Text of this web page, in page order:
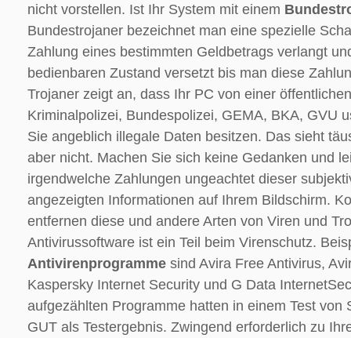
nicht vorstellen. Ist Ihr System mit einem
Bundestrojaner bezeichnet man eine spezielle
Zahlung eines bestimmten Geldbetrags verlangt
bedienbaren Zustand versetzt bis man diese
Trojaner zeigt an, dass Ihr PC von einer
Kriminalpolizei, Bundespolizei, GEMA, BKA, GVU
Sie angeblich illegale Daten besitzen. Das sieht
aber nicht. Machen Sie sich keine Gedanken und
irgendwelche Zahlungen ungeachtet dieser
angezeigten Informationen auf Ihrem Bildschirm.
entfernen diese und andere Arten von Viren und
Antivirussoftware ist ein Teil beim Virenschutz.
Antivirenprogramme sind Avira Free Antivirus,
Kaspersky Internet Security und G Data
aufgezählten Programme hatten in einem Test von
GUT als Testergebnis. Zwingend erforderlich zu